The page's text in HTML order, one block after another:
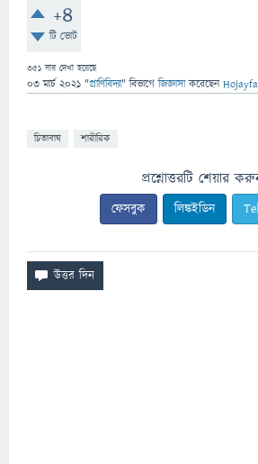
+4
টি ভোট
351 বার দেখা হয়েছে
03 মার্চ 2021 "প্রাণিবিদ্যা" বিভাগে জিজ্ঞাসাকরেছেন
চিতাবাঘ শারীরিক
প্রশ্নোত্তরটি শেয়ার
ফেসবুক লিঙ্কইডিন